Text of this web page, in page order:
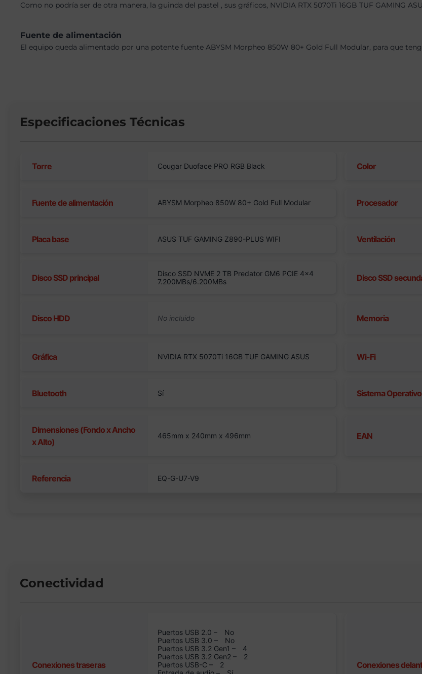
Como no podría ser de otra manera, la guinda del pastel , sus gráficos, NVIDIA RTX 5070Ti 16GB TUF GAMING
Fuente de alimentación
El equipo queda alimentado por una potente fuente ABYSM Morpheo 850W 80+ Gold Full Modular, para que
Especificaciones Técnicas
Torre Cougar Duoface PRO RGB Black Color
Fuente de alimentación ABYSM Morpheo 850W 80+ Gold Full Modular Procesador
Placa base ASUS TUF GAMING Z890-PLUS WIFI Ventilación
Disco SSD principal
Disco SSD NVME 2 TB Predator GM6 PCIE 4×4
7.200MBs/6.200MBs
Disco SSD
Disco HDD Memoria
Gráfica NVIDIA RTX 5070Ti 16GB TUF GAMING ASUS Wi-Fi
Bluetooth Sí Sistema Operativo
Dimensiones (Fondo x Ancho
x Alto)
465mm x 240mm x 496mm EAN
Referencia EQ-G-U7-V9
Conectividad
Conexiones traseras
Puertos USB 2.0 –
No
Puertos USB 3.0 –
No
Puertos USB 3.2 Gen1 –
4
Puertos USB 3.2 Gen2 –
2
Puertos USB-C –
2
Conexiones